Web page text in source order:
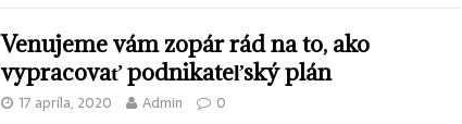
Venujeme vám zopár rád na to, ako
vypracovať podnikateľský plán
17 apríla, 2020 Admin 0